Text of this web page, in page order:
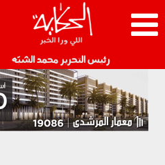
رئيس التحرير محمد الشبّه